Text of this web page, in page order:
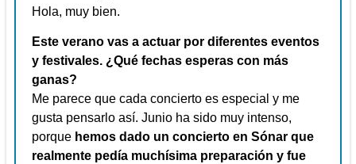
Hola, muy bien.
Este verano vas a actuar por diferentes eventos
y festivales. ¿Qué fechas esperas con más
ganas?
Me parece que cada concierto es especial y me
gusta pensarlo así. Junio ha sido muy intenso,
porque hemos dado un concierto en Sónar que
realmente pedía muchísima preparación y fue